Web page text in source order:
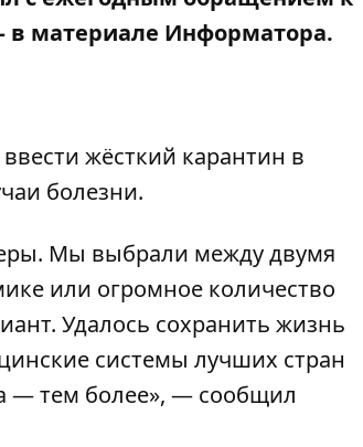
в материале Информатора.
жёсткий карантин в
болезни.
Мы выбрали между двумя
или огромное количество
Удалось сохранить жизнь
системы лучших стран
— тем более», — сообщил